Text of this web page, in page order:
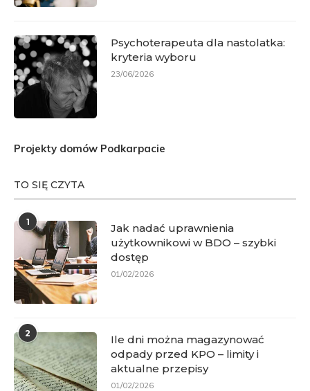
Psychoterapeuta dla nastolatka:
kryteria wyboru
23/06/2026
Projekty domów Podkarpacie
TO SIĘ CZYTA
1
Jak nadać uprawnienia
użytkownikowi w BDO – szybki
dostęp
01/02/2026
2
Ile dni można magazynować
odpady przed KPO – limity i
aktualne przepisy
01/02/2026